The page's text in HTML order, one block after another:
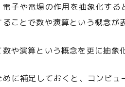
電子や電場の作用を抽象化す
ることで数や演算という概念が
数や演算という概念を更に抽象
めに補足しておくと、コンピ